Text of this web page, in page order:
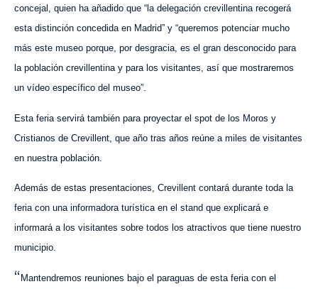
concejal, quien ha añadido que “la delegación crevillentina recogerá
esta distinción concedidaen Madrid” y “queremos potenciar mucho
más este museo porque, por desgracia, es el gran desconocido para
la población crevillentina y para los visitantes, así que mostraremos
un vídeo específico del museo”.
Esta feria servirá también para proyectar el spot de los Moros y
Cristianos de Crevillent, que año tras años reúne a miles de visitantes
en nuestra población.
Además de estas presentaciones, Crevillent contará durante toda la
feria con una informadora turística en el stand que explicará e
informará a los visitantes sobre todos los atractivos que tiene nuestro
municipio.
“Mantendremos reuniones bajo el paraguas de esta feria con el